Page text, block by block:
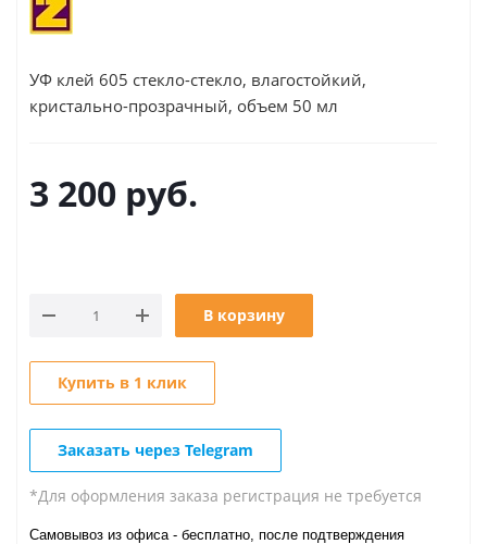
УФ клей 605 стекло-стекло, влагостойкий,
кристально-прозрачный, объем 50 мл
3 200 руб.
В корзину
Купить в 1 клик
Заказать через Telegram
*Для оформления заказа регистрация не требуется
Самовывоз из офиса - бесплатно, после подтверждения